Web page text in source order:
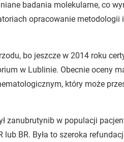
badania molekularne, co
opracowanie metodologii
bo jeszcze w 2014 roku
w Lublinie. Obecnie oceny
który może
zanubrutynib w populacji
BR. Była to szeroka